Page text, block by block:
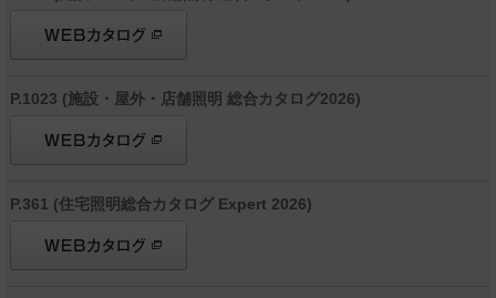
P.1023 (施設・屋外・店舗照明 総合カタログ2026)
P.361 (住宅照明総合カタログ Expert 2026)